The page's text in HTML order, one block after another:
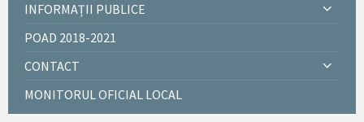
INFORMAȚII PUBLICE
POAD 2018-2021
CONTACT
MONITORUL OFICIAL LOCAL